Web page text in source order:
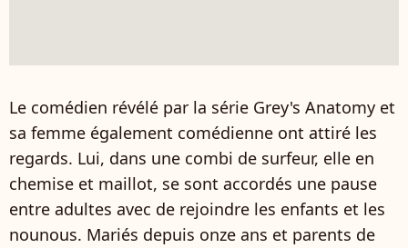
Le comédien révélé par la série Grey's Anatomy et
sa femme également comédienne ont attiré les
regards. Lui, dans une combi de surfeur, elle en
chemise et maillot, se sont accordés une pause
entre adultes avec de rejoindre les enfants et les
nounous. Mariés depuis onze ans et parents de